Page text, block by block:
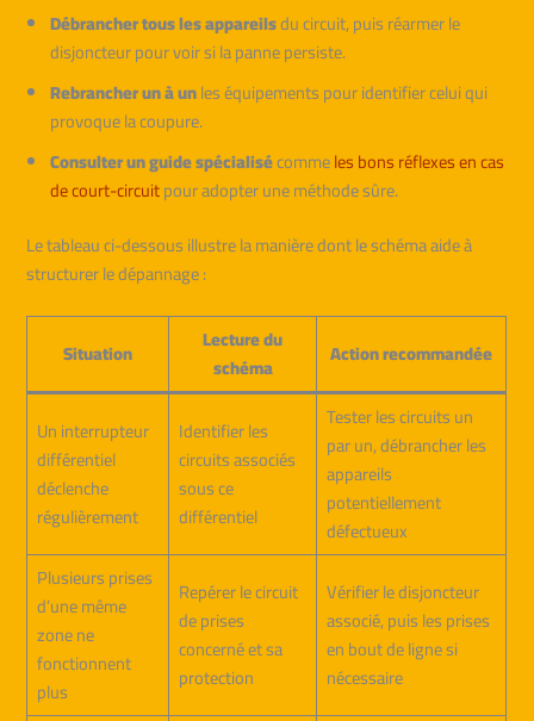
Débrancher tous les appareilsdu circuit, puis réarmer le
disjoncteur pour voir si la panne persiste.
Rebrancher un à unles équipements pour identifier celui qui
provoque la coupure.
Consulter un guide spécialisécommeles bons réflexes en cas
de court-circuitpour adopter une méthode sûre.
Le tableau ci-dessous illustre la manière dont le schéma aide à
structurer le dépannage :
Situation
Lecture du
schéma
Action recommandée
Un interrupteur
différentiel
déclenche
régulièrement
Identifier les
circuits associés
sous ce
différentiel
Tester les circuits un
par un, débrancher les
appareils
potentiellement
défectueux
Plusieurs prises
d’une même
zone ne
fonctionnent
plus
Repérer le circuit
de prises
concerné et sa
protection
Vérifier le disjoncteur
associé, puis les prises
en bout de ligne si
nécessaire